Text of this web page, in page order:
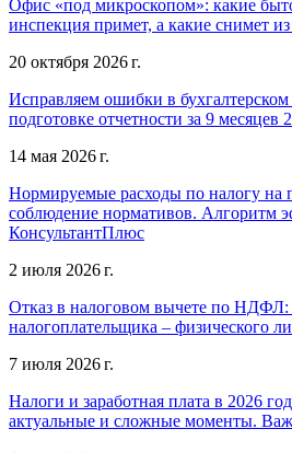
Офис «под микроскопом»: какие
инспекция примет, а какие снимет из
20 октября 2026 г.
Исправляем ошибки в
подготовке отчетности за 9 месяцев
14 мая 2026 г.
Нормируемые расходы по налогу на
соблюдение нормативов. Алгоритм
КонсультантПлюс
2 июля 2026 г.
Отказ в налоговом вычете по НДФЛ:
налогоплательщика – физического
7 июля 2026 г.
Налоги и заработная плата в 2026
актуальные и сложные моменты.